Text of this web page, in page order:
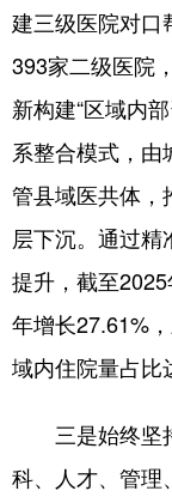
政事
文娱
健康
多语种频道
Deutsch
建三级医院对口
393家二级医院
新构建“区域内
系整合模式，
管县域医共体，
层下沉。通过
提升，截至
年增长27.61%
域内住院量占比
三是始终坚
科、人才、管理